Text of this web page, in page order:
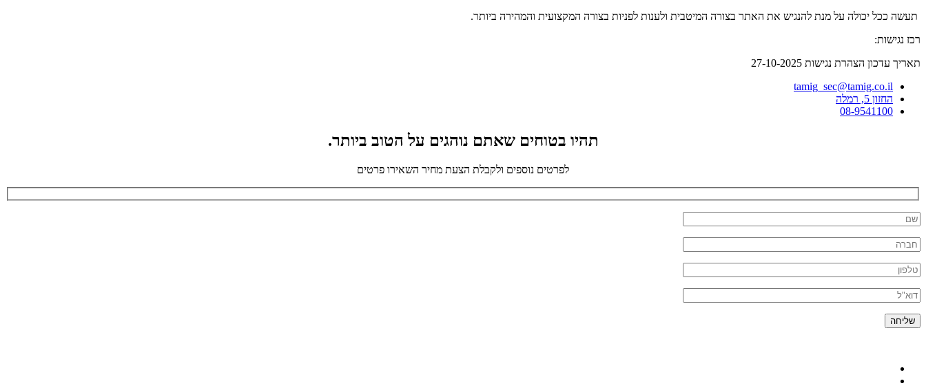
תעשה ככל יכולה על מנת להנגיש את האתר בצורה המיטבית ולענות לפניות בצורה המקצועית והמהירה ביותר.
רכז נגישות:
תאריך עדכון הצהרת נגישות 27-10-2025
tamig_sec@tamig.co.il
החזון 5, רמלה
08-9541100
תהיו בטוחים שאתם נוהגים על הטוב ביותר.
לפרטים נוספים ולקבלת הצעת מחיר השאירו פרטים